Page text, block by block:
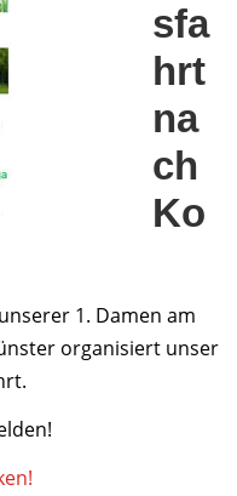
sfa
hrt
na
ch
Ko
1. Damen am
organisiert unser